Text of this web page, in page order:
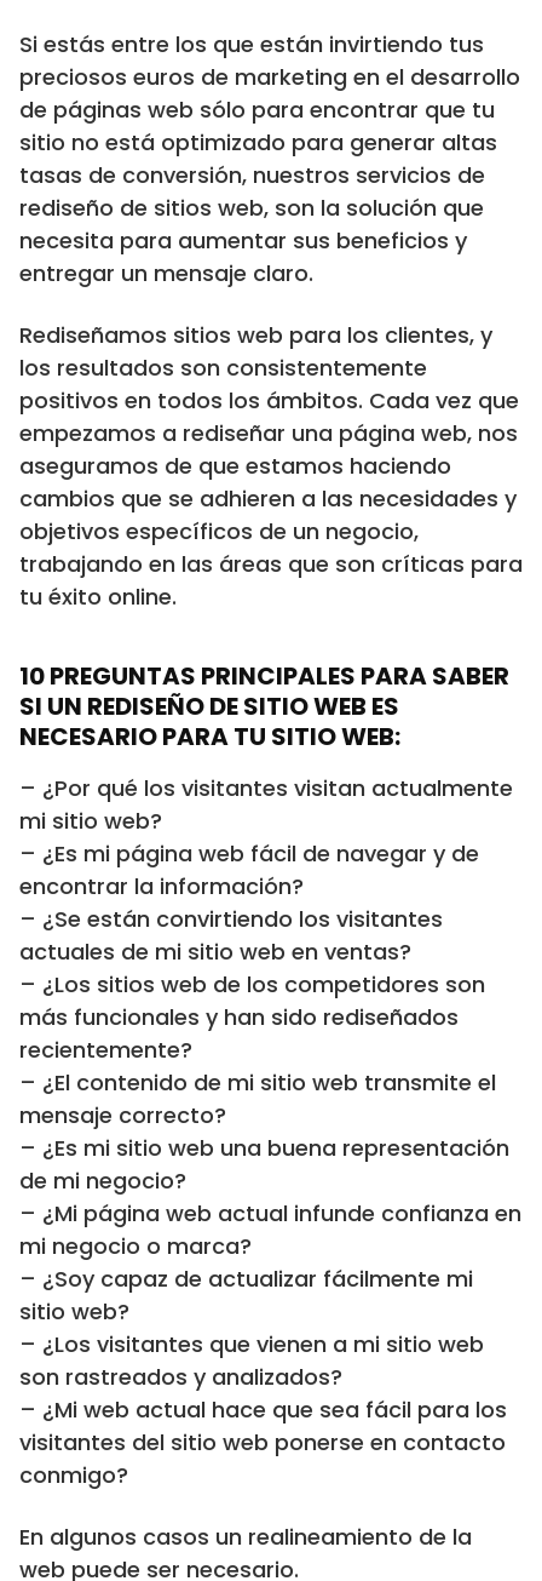
Si estás entre los que están invirtiendo tus
preciosos euros de marketing en el desarrollo
de páginas web sólo para encontrar que tu
sitio no está optimizado para generar altas
tasas de conversión, nuestros servicios de
rediseño de sitios web, son la solución que
necesita para aumentar sus beneficios y
entregar un mensaje claro.
Rediseñamos sitios web para los clientes, y
los resultados son consistentemente
positivos en todos los ámbitos. Cada vez que
empezamos a rediseñar una página web, nos
aseguramos de que estamos haciendo
cambios que se adhieren a las necesidades y
objetivos específicos de un negocio,
trabajando en las áreas que son críticas para
tu éxito online.
10 PREGUNTAS PRINCIPALES PARA SABER
SI UN REDISEÑO DE SITIO WEB ES
NECESARIO PARA TU SITIO WEB:
– ¿Por qué los visitantes visitan actualmente
mi sitio web?
– ¿Es mi página web fácil de navegar y de
encontrar la información?
– ¿Se están convirtiendo los visitantes
actuales de mi sitio web en ventas?
– ¿Los sitios web de los competidores son
más funcionales y han sido rediseñados
recientemente?
– ¿El contenido de mi sitio web transmite el
mensaje correcto?
– ¿Es mi sitio web una buena representación
de mi negocio?
– ¿Mi página web actual infunde confianza en
mi negocio o marca?
– ¿Soy capaz de actualizar fácilmente mi
sitio web?
– ¿Los visitantes que vienen a mi sitio web
son rastreados y analizados?
– ¿Mi web actual hace que sea fácil para los
visitantes del sitio web ponerse en contacto
conmigo?
En algunos casos un realineamiento de la
web puede ser necesario.